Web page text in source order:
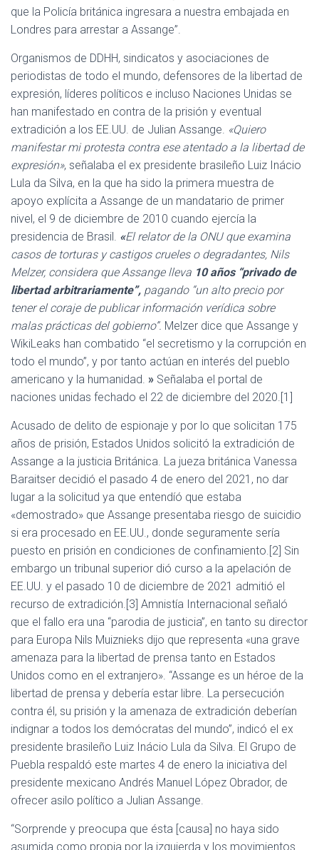
que la Policía británica ingresara a nuestra embajada en
Londres para arrestar a Assange”.
Organismos de DDHH, sindicatos y asociaciones de
periodistas de todo el mundo, defensores de la libertad de
expresión, líderes políticos e incluso Naciones Unidas se
han manifestado en contra de la prisión y eventual
extradición a los EE.UU. de Julian Assange. «Quiero
manifestar mi protesta contra ese atentado a la libertad de
expresión», señalaba el ex presidente brasileño Luiz Inácio
Lula da Silva, en la que ha sido la primera muestra de
apoyo explícita a Assange de un mandatario de primer
nivel, el 9 de diciembre de 2010 cuando ejercía la
presidencia de Brasil. «El relator de la ONU que examina
casos de torturas y castigos crueles o degradantes, Nils
Melzer, considera que Assange lleva 10 años “privado de
libertad arbitrariamente”, pagando “un alto precio por
tener el coraje de publicar información verídica sobre
malas prácticas del gobierno”. Melzer dice que Assange y
WikiLeaks han combatido “el secretismo y la corrupción en
todo el mundo”, y por tanto actúan en interés del pueblo
americano y la humanidad. » Señalaba el portal de
naciones unidas fechado el 22 de diciembre del 2020.[1]
Acusado de delito de espionaje y por lo que solicitan 175
años de prisión, Estados Unidos solicitó la extradición de
Assange a la justicia Británica. La jueza británica Vanessa
Baraitser decidió el pasado 4 de enero del 2021, no dar
lugar a la solicitud ya que entendíó que estaba
«demostrado» que Assange presentaba riesgo de suicidio
si era procesado en EE.UU., donde seguramente sería
puesto en prisión en condiciones de confinamiento.[2] Sin
embargo un tribunal superior dió curso a la apelación de
EE.UU. y el pasado 10 de diciembre de 2021 admitió el
recurso de extradición.[3] Amnistía Internacional señaló
que el fallo era una “parodia de justicia”, en tanto su director
para Europa Nils Muiznieks dijo que representa «una grave
amenaza para la libertad de prensa tanto en Estados
Unidos como en el extranjero». “Assange es un héroe de la
libertad de prensa y debería estar libre. La persecución
contra él, su prisión y la amenaza de extradición deberían
indignar a todos los demócratas del mundo”, indicó el ex
presidente brasileño Luiz Inácio Lula da Silva. El Grupo de
Puebla respaldó este martes 4 de enero la iniciativa del
presidente mexicano Andrés Manuel López Obrador, de
ofrecer asilo político a Julian Assange.
“Sorprende y preocupa que ésta [causa] no haya sido
asumida como propia por la izquierda y los movimientos